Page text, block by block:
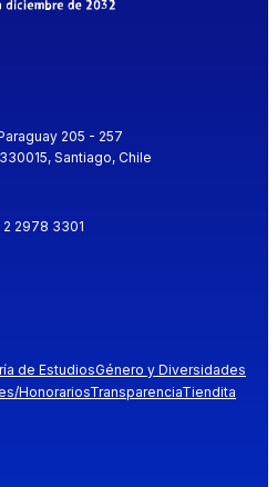
205 - 257
Santiago, Chile
2 2978 3301
de EstudiosGénero y Diversidades
HonorariosTransparenciaTiendita